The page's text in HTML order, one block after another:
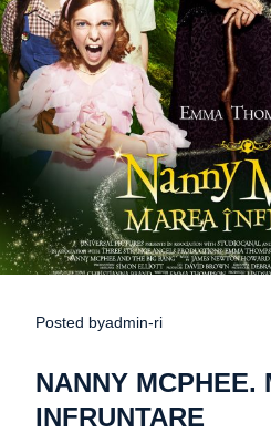
Posted byadmin-ri
NANNY MCPHEE.
INFRUNTARE